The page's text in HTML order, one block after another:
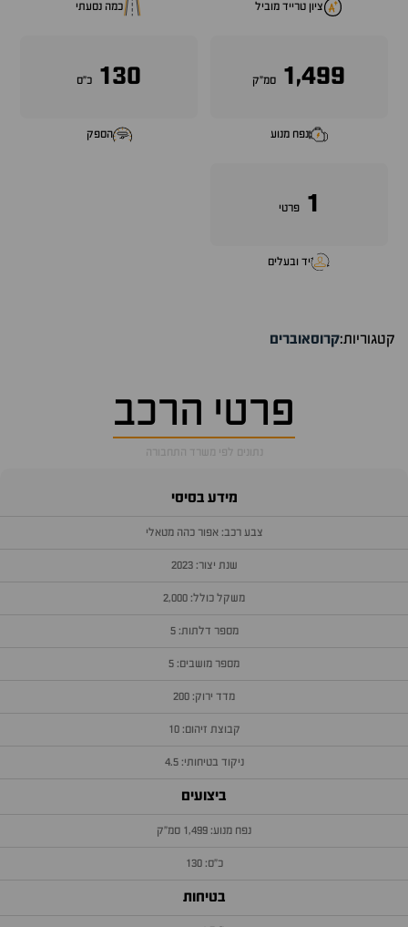
ציון טרייד מוביל כמה נסעתי
1,499 סמ״ק
נפח מנוע
130 כ״ס
הספק
1 פרטי
יד ובעלים
קטגוריות:קרוסאוברים
פרטי הרכב
נתונים לפי משרד התחבורה
מידע בסיסי
צבע רכב: אפור כהה מטאלי
שנת יצור: 2023
משקל כולל: 2,000
מספר דלתות: 5
מספר מושבים: 5
מדד ירוק: 200
קבוצת זיהום: 10
ניקוד בטיחותי: 4.5
ביצועים
נפח מנוע: 1,499 סמ״ק
כ״ס: 130
בטיחות